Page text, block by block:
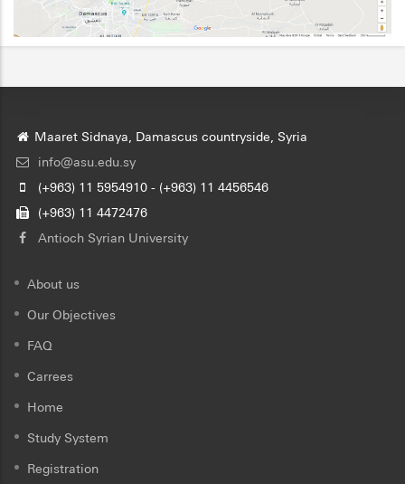
Maaret Sidnaya, Damascus countryside, Syria
info@asu.edu.sy
(+963) 11 5954910 - (+963) 11 4456546
(+963) 11 4472476
Antioch Syrian University
About us
Our Objectives
FAQ
Carrees
Home
Study System
Registration